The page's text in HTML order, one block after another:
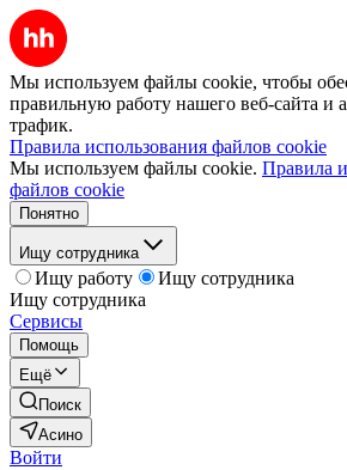
Мы используем файлы cookie, чтобы
правильную работу нашего веб-сайта и
трафик.
Правила использования файлов cookie
Мы используем файлы cookie. Правила
файлов cookie
Понятно
Ищу сотрудника
Ищу работу
Ищу сотрудника
Ищу сотрудника
Сервисы
Помощь
Ещё
Поиск
Асино
Войти